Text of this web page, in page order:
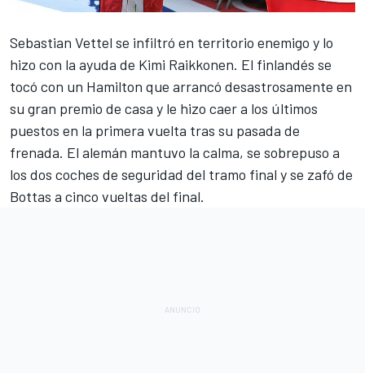
Sebastian Vettel se infiltró en territorio enemigo y lo
hizo con la ayuda de Kimi Raikkonen. El finlandés se
tocó con un Hamilton que arrancó desastrosamente en
su gran premio de casa y le hizo caer a los últimos
puestos en la primera vuelta tras su pasada de
frenada. El alemán mantuvo la calma, se sobrepuso a
los dos coches de seguridad del tramo final y se zafó de
Bottas a cinco vueltas del final.